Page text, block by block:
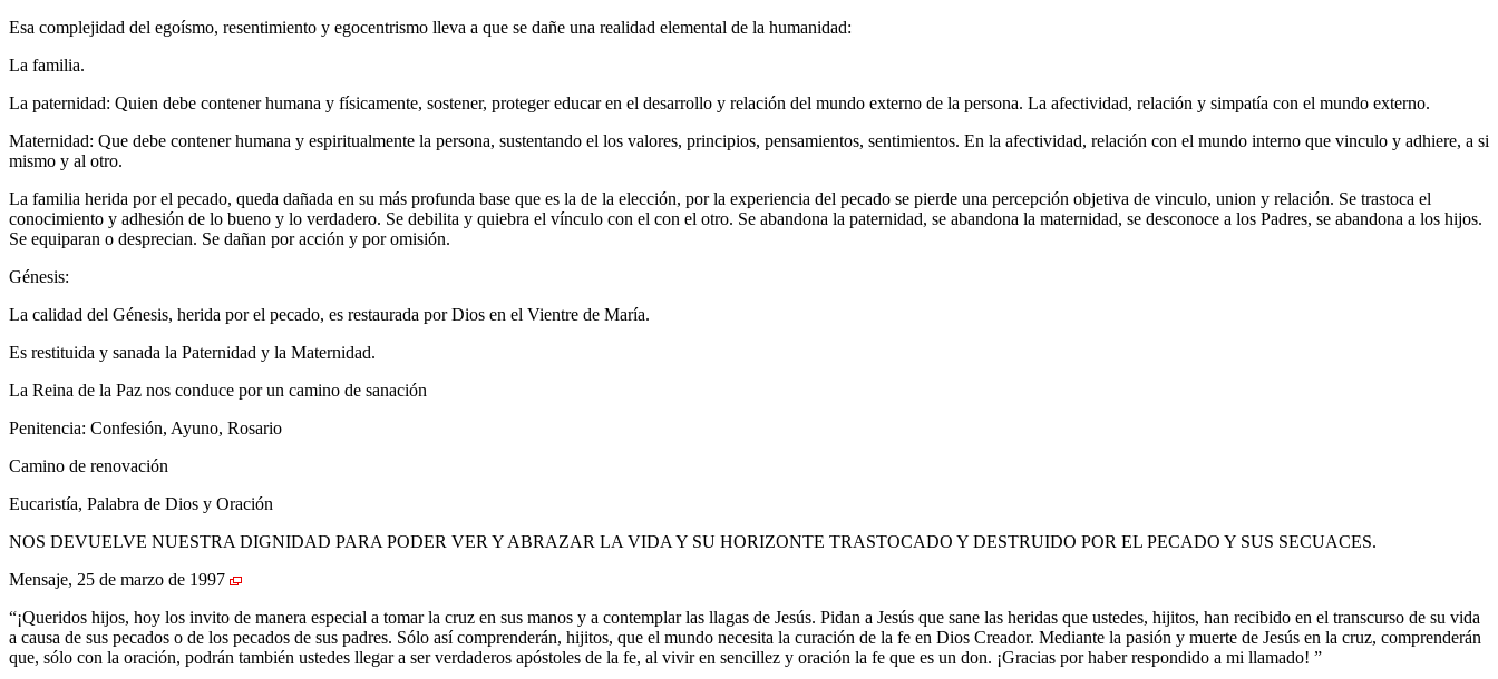
Esa complejidad del egoísmo, resentimiento y egocentrismo lleva a que se dañe una realidad elemental de la humanidad:
La familia.
La paternidad: Quien debe contener humana y físicamente, sostener, proteger educar en el desarrollo y relación del mundo externo de la persona. La afectividad, relación y simpatía con el mundo externo.
Maternidad: Que debe contener humana y espiritualmente la persona, sustentando el los valores, principios, pensamientos, sentimientos. En la afectividad, relación con el mundo interno que vinculo y adhiere, a si
mismo y al otro.
La familia herida por el pecado, queda dañada en su más profunda base que es la de la elección, por la experiencia del pecado se pierde una percepción objetiva de vinculo, union y relación. Se trastoca el
conocimiento y adhesión de lo bueno y lo verdadero. Se debilita y quiebra el vínculo con el con el otro. Se abandona la paternidad, se abandona la maternidad, se desconoce a los Padres, se abandona a los hijos.
Se equiparan o desprecian. Se dañan por acción y por omisión.
Génesis:
La calidad del Génesis, herida por el pecado, es restaurada por Dios en el Vientre de María.
Es restituida y sanada la Paternidad y la Maternidad.
La Reina de la Paz nos conduce por un camino de sanación
Penitencia: Confesión, Ayuno, Rosario
Camino de renovación
Eucaristía, Palabra de Dios y Oración
NOS DEVUELVE NUESTRA DIGNIDAD PARA PODER VER Y ABRAZAR LA VIDA Y SU HORIZONTE TRASTOCADO Y DESTRUIDO POR EL PECADO Y SUS SECUACES.
Mensaje, 25 de marzo de 1997
“¡Queridos hijos, hoy los invito de manera especial a tomar la cruz en sus manos y a contemplar las llagas de Jesús. Pidan a Jesús que sane las heridas que ustedes, hijitos, han recibido en el transcurso de su vida
a causa de sus pecados o de los pecados de sus padres. Sólo así comprenderán, hijitos, que el mundo necesita la curación de la fe en Dios Creador. Mediante la pasión y muerte de Jesús en la cruz, comprenderán
que, sólo con la oración, podrán también ustedes llegar a ser verdaderos apóstoles de la fe, al vivir en sencillez y oración la fe que es un don. ¡Gracias por haber respondido a mi llamado! ”